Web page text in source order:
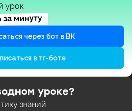
урок
за минуту
через бот в ВК
в тг-боте
уроке?
знаний